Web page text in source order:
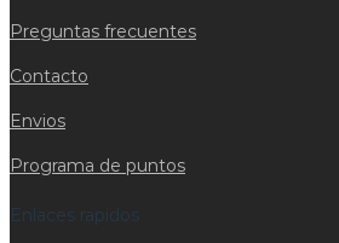
Preguntas frecuentes
Contacto
Envios
Programa de puntos
Enlaces rapidos